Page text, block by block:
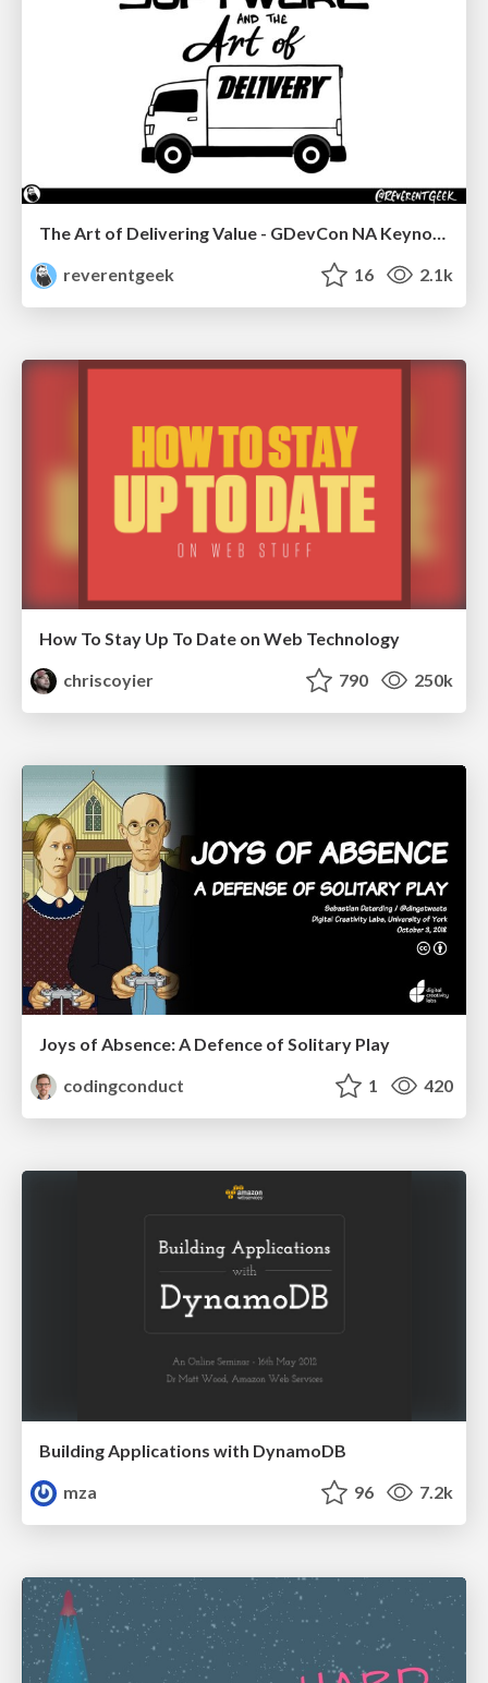
reverentgeek
16 2.1k
How To Stay Up To Date on Web Technology
chriscoyier
790 250k
Joys of Absence: A Defence of Solitary Play
codingconduct
1 420
Building Applications with DynamoDB
mza
96 7.2k